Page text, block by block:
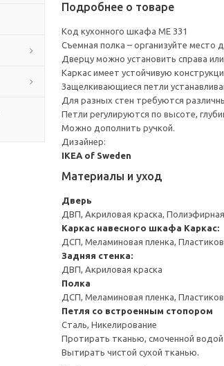
Подробнее о товаре
Код кухонного шкафа ME 331
Съемная полка – организуйте место
Дверцу можно установить справа или
Каркас имеет устойчивую
Защелкивающиеся петли
Для разных стен требуются
Петли регулируются по высоте,
Можно дополнить ручкой.
Дизайнер:
IKEA of Sweden
Материалы и уход
Дверь
ДВП, Акриловая краска,
Каркас навесного шкафа Каркас:
ДСП, Меламиновая пленка,
Задняя стенка:
ДВП, Акриловая краска
Полка
ДСП, Меламиновая пленка,
Петля со встроенным стопором
Сталь, Никелирование
Протирать тканью, смоченной
Вытирать чистой сухой тканью.